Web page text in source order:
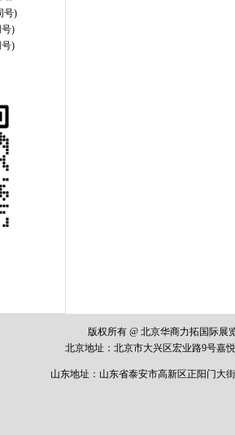
号)
号)
号)
版权所有 @ 北京华商力拓国际
北京地址：北京市大兴区宏业路9号嘉
山东地址：山东省泰安市高新区正阳门大